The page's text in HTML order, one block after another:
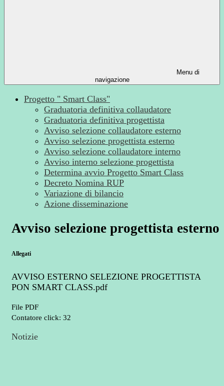
Menu di
navigazione
Progetto " Smart Class"
Graduatoria definitiva collaudatore
Graduatoria definitiva progettista
Avviso selezione collaudatore esterno
Avviso selezione progettista esterno
Avviso selezione collaudatore interno
Avviso interno selezione progettista
Determina avvio Progetto Smart Class
Decreto Nomina RUP
Variazione di bilancio
Azione disseminazione
Avviso selezione progettista esterno
Allegati
AVVISO ESTERNO SELEZIONE PROGETTISTA
PON SMART CLASS.pdf
File PDF
Contatore click: 32
Notizie